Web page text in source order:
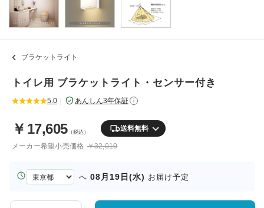
ブラケットライト
トイレ用 ブラケットライト・センサー付き
5.0 あんしん3年保証 i
￥ 17,605（税込） 送料無料
メーカー希望小売価格 ￥32,010
お
届
へ 08月19日(水) お届け予定